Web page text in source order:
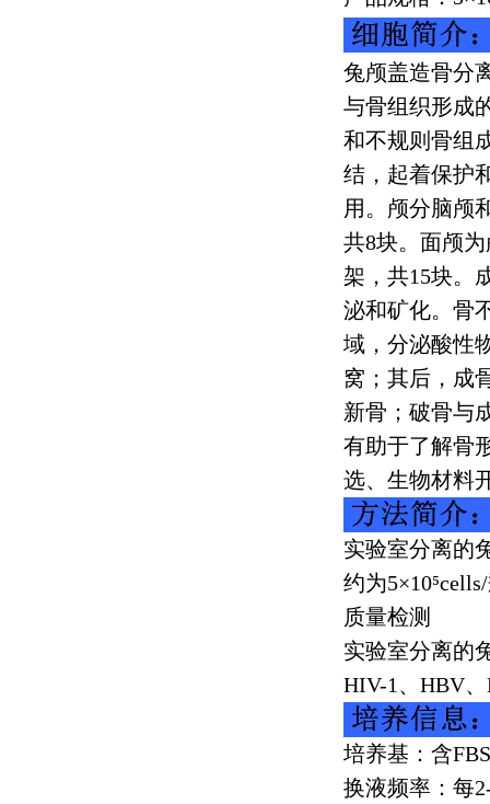
兔颅盖造骨分
与骨组织形成
和不规则骨组
结，起着保护
用。颅分脑颅
共8块。面颅
架，共15块。
泌和矿化。骨
域，分泌酸性
窝；其后，成
新骨；破骨与
有助于了解骨
选、生物材料
实验室分离的
约为5×10⁵cells/
质量检测
实验室分离的
HIV-1 、 HBV、
培养基：含FBS
换液频率：每